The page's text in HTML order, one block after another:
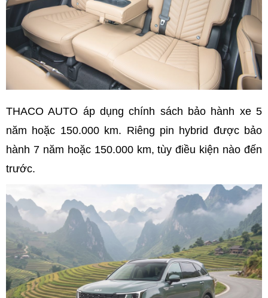
THACO AUTO áp dụng chính sách bảo hành xe 5
năm hoặc 150.000 km. Riêng pin hybrid được bảo
hành 7 năm hoặc 150.000 km, tùy điều kiện nào đến
trước.